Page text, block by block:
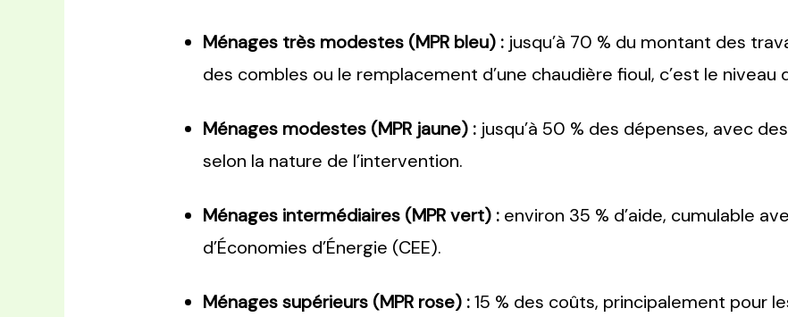
Ménages très modestes (MPR bleu) :jusqu’à 70 % du montant des
des combles ou le remplacement d’une chaudière fioul, c’est le niveau
Ménages modestes (MPR jaune) :jusqu’à 50 % des dépenses, avec
selon la nature de l’intervention.
Ménages intermédiaires (MPR vert) :environ 35 % d’aide, cumulable
d’Économies d’Énergie (CEE).
Ménages supérieurs (MPR rose) :15 % des coûts, principalement pour